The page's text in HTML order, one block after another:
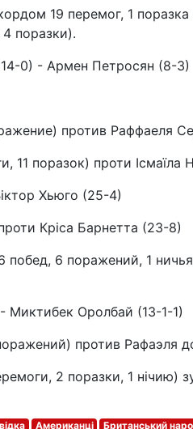
19 перемог, 1 поразка
поразки).
0) - Армен Петросян (8-3)
против Раффаеля
11 поразок) проти Ісмаїла
Хьюго (25-4)
Кріса Барнетта (23-8)
6 поражений, 1
Миктибек Оролбай (13-1-1)
против Рафаэля
2 поразки, 1 нічию)
Американці Британський